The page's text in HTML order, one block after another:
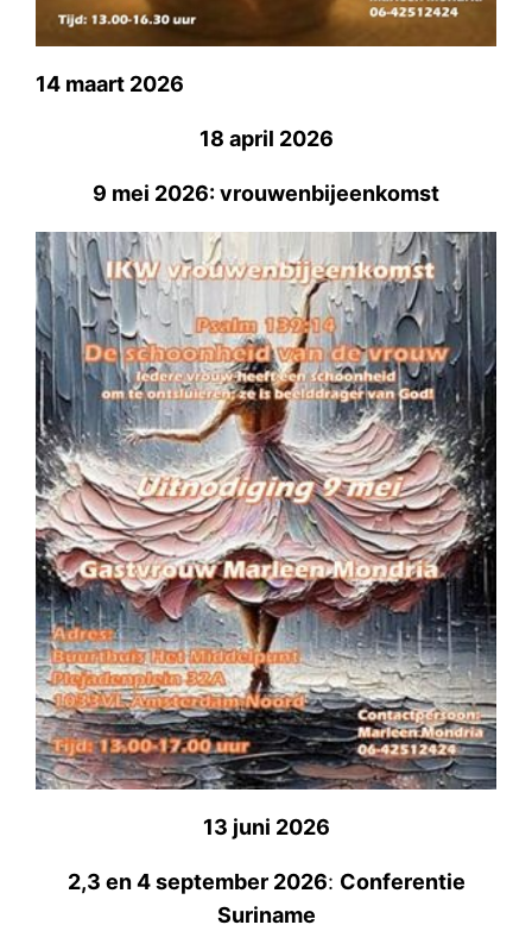
14 maart 2026
18 april 2026
9 mei 2026: vrouwenbijeenkomst
13 juni 2026
2,3 en 4 september 2026: Conferentie
Suriname